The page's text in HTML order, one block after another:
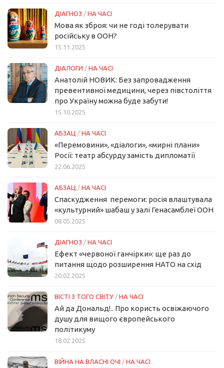
ДІАГНОЗ / НА ЧАСІ
Мова як зброя: чи не годі толерувати
російську в ООН?
15.11.2025
ДІАЛОГИ / НА ЧАСІ
Анатолій НОВИК: Без запровадження
превентивної медицини, через півстоліття
про Україну можна буде забути!
15.10.2025
АБЗАЦ / НА ЧАСІ
«Перемовини», «діалоги», «мирні плани»
Росії: театр абсурду замість дипломатії
22.06.2025
АБЗАЦ / НА ЧАСІ
Спаскудження перемоги: росія влаштувала
«культурний» шабаш у залі Генасамблеї ООН
08.05.2025
ДІАГНОЗ / НА ЧАСІ
Ефект «червоної ганчірки»: ще раз до
питання щодо розширення НАТО на схід
20.02.2025
ВІСТІ З ТОГО СВІТУ / НА ЧАСІ
Ай да Дональд!.. Про користь освіжаючого
душу для вищого європейського
політикуму
18.02.2025
ВІЙНА НА ВЛАСНІ ОЧІ / НА ЧАСІ